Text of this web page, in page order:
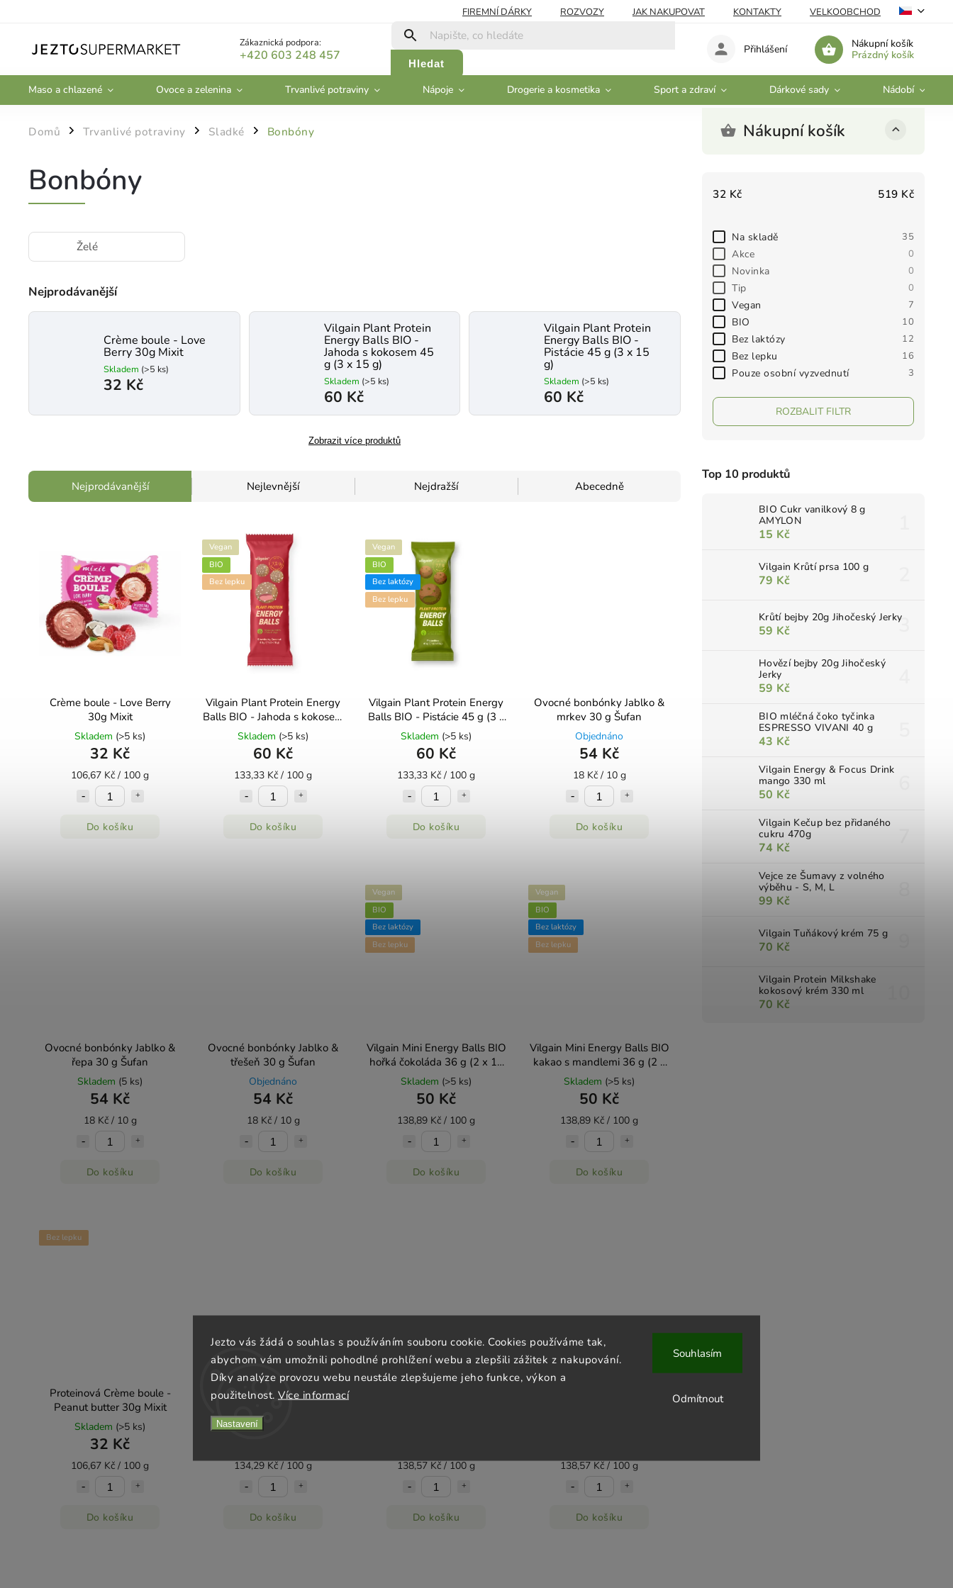
Jezto vás žádá o souhlas s používáním souboru cookie. Cookies používáme tak,
abychom vám umožnili pohodlné prohlížení webu a zlepšili zážitek z nakupování.
Díky analýze provozu webu neustále zlepšujeme jeho funkce, výkon a
použitelnost. Více informací
Nastavení
Odmítnout
Souhlasím
FIREMNÍ DÁRKY ROZVOZY JAK NAKUPOVAT KONTAKTY VELKOOBCHOD
Zákaznická podpora:
+420 603 248 457
Hledat
Nákupní košík
Prázdný košík
Přihlášení
Maso a chlazené Ovoce a zelenina Trvanlivé potraviny Nápoje Drogerie a kosmetika Sport a zdraví Dárkové sady Nádobí
Domů / Trvanlivé potraviny / Sladké / Bonbóny Nákupní košík
32 Kč 519 Kč
Na skladě 35
Akce 0
Novinka 0
Tip 0
Vegan 7
BIO 10
Bez laktózy 12
Bez lepku 16
Pouze osobní vyzvednutí 3
ROZBALIT FILTR
Top 10 produktů
BIO Cukr vanilkový 8 g
AMYLON
15 Kč
Vilgain Krůtí prsa 100 g
79 Kč
Krůtí bejby 20g Jihočeský Jerky
59 Kč
Hovězí bejby 20g Jihočeský
Jerky
59 Kč
BIO mléčná čoko tyčinka
ESPRESSO VIVANI 40 g
43 Kč
Vilgain Energy & Focus Drink
mango 330 ml
50 Kč
Vilgain Kečup bez přidaného
cukru 470g
74 Kč
Vejce ze Šumavy z volného
výběhu - S, M, L
99 Kč
Vilgain Tuňákový krém 75 g
70 Kč
Vilgain Protein Milkshake
kokosový krém 330 ml
70 Kč
Bonbóny
Želé
Nejprodávanější
Crème boule - Love
Berry 30g Mixit
Skladem (>5 ks)
32 Kč
Vilgain Plant Protein
Energy Balls BIO -
Jahoda s kokosem 45
g (3 x 15 g)
Skladem (>5 ks)
60 Kč
Vilgain Plant Protein
Energy Balls BIO -
Pistácie 45 g (3 x 15
g)
Skladem (>5 ks)
60 Kč
Zobrazit více produktů
Nejprodávanější Nejlevnější Nejdražší Abecedně
Crème boule - Love Berry
30g Mixit
Skladem (>5 ks)
32 Kč
106,67 Kč / 100 g
Do košíku
Vegan
BIO
Bez lepku
Vilgain Plant Protein Energy
Balls BIO - Jahoda s kokosem
45 g (3 x 15 g)
Skladem (>5 ks)
60 Kč
133,33 Kč / 100 g
Do košíku
Vegan
BIO
Bez laktózy
Bez lepku
Vilgain Plant Protein Energy
Balls BIO - Pistácie 45 g (3 x
15 g)
Skladem (>5 ks)
60 Kč
133,33 Kč / 100 g
Do košíku
Ovocné bonbónky Jablko &
mrkev 30 g Šufan
Objednáno
54 Kč
18 Kč / 10 g
Do košíku
Ovocné bonbónky Jablko &
řepa 30 g Šufan
Skladem (5 ks)
54 Kč
18 Kč / 10 g
Do košíku
Ovocné bonbónky Jablko &
třešeň 30 g Šufan
Objednáno
54 Kč
18 Kč / 10 g
Do košíku
Vegan
BIO
Bez laktózy
Bez lepku
Vilgain Mini Energy Balls BIO
hořká čokoláda 36 g (2 x 18
g)
Skladem (>5 ks)
50 Kč
138,89 Kč / 100 g
Do košíku
Vegan
BIO
Bez laktózy
Bez lepku
Vilgain Mini Energy Balls BIO
kakao s mandlemi 36 g (2 x
18 g)
Skladem (>5 ks)
50 Kč
138,89 Kč / 100 g
Do košíku
Bez lepku
Proteinová Crème boule -
Peanut butter 30g Mixit
Skladem (>5 ks)
32 Kč
106,67 Kč / 100 g
Do košíku
Bonbóny Eukalyptus a
Skladem
134,29 Kč / 100 g
Do košíku
138,57 Kč / 100 g
Do košíku
138,57 Kč / 100 g
Do košíku